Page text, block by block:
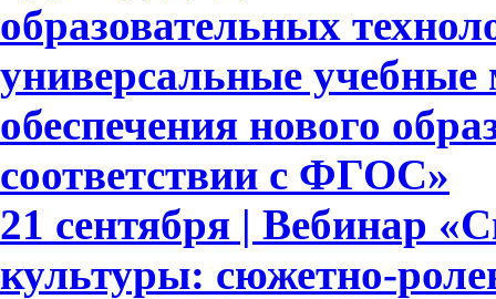
образовательных
универсальные учебные
обеспечения нового
соответствии с ФГОС»
21 сентября | Вебинар
культуры: сюжетно-